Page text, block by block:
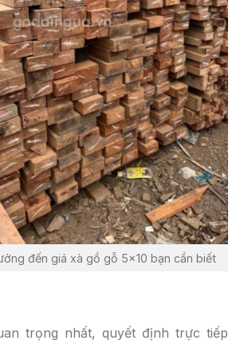
đến giá xà gồ gỗ 5×10 bạn cần biết
trọng nhất, quyết định trực tiếp